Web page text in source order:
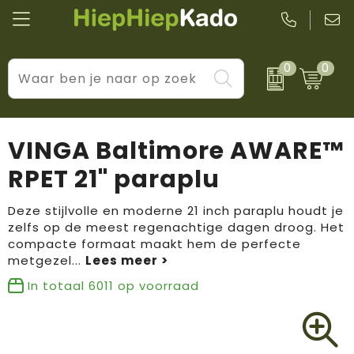
0 0
Kantoor & schrijfwaren
Wellness & verzorging
Tassen & reizen
Huis, tuin & keuken
Levensstijl
Prijs & impact
BIC
Boska
Brandflavours
Camelbak
VINGA Baltimore AWARE™
RPET 21" paraplu
Deze stijlvolle en moderne 21 inch paraplu houdt je
zelfs op de meest regenachtige dagen droog. Het
compacte formaat maakt hem de perfecte
metgezel...
In totaal 6011 op voorraad